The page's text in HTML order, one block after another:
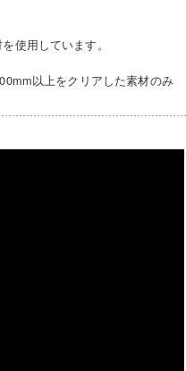
使用しています。
以上をクリアした素材のみ